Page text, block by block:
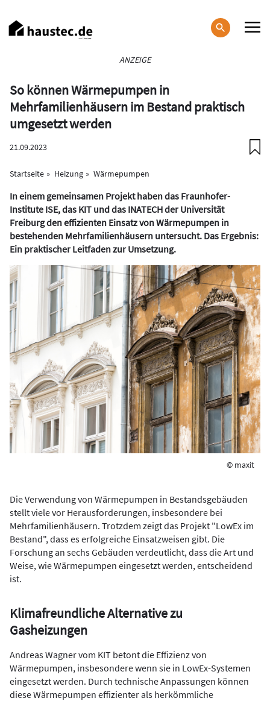
zum
Inhalt
ANZEIGE
So können Wärmepumpen in
Mehrfamilienhäusern im Bestand praktisch
umgesetzt werden
21.09.2023
Startseite Heizung Wärmepumpen
In einem gemeinsamen Projekt haben das Fraunhofer-
Institute ISE, das KIT und das INATECH der Universität
Freiburg den effizienten Einsatz von Wärmepumpen in
bestehenden Mehrfamilienhäusern untersucht. Das Ergebnis:
Ein praktischer Leitfaden zur Umsetzung.
© maxit
Die Verwendung von Wärmepumpen in Bestandsgebäuden
stellt viele vor Herausforderungen, insbesondere bei
Mehrfamilienhäusern. Trotzdem zeigt das Projekt "LowEx im
Bestand", dass es erfolgreiche Einsatzweisen gibt. Die
Forschung an sechs Gebäuden verdeutlicht, dass die Art und
Weise, wie Wärmepumpen eingesetzt werden, entscheidend
ist.
Klimafreundliche Alternative zu
Gasheizungen
Andreas Wagner vom KIT betont die Effizienz von
Wärmepumpen, insbesondere wenn sie in LowEx-Systemen
eingesetzt werden. Durch technische Anpassungen können
diese Wärmepumpen effizienter als herkömmliche